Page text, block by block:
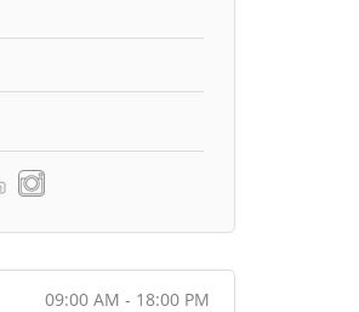
09:00 AM - 18:00 PM